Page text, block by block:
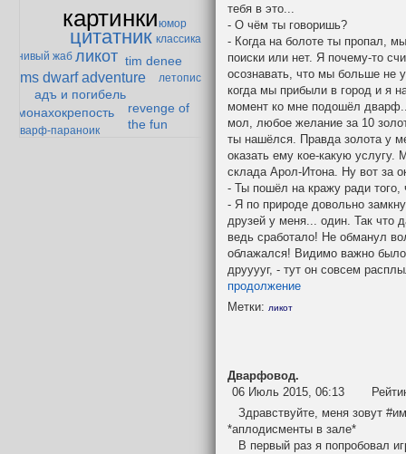
картинки
цитатник
ликот
ms dwarf adventure
tim denee
адъ и погибель
revenge of
the fun
монахокрепость
классика
дварф-параноик
юмор
летопись
ленивый жаб
тебя в это...
- О чём ты говоришь?
- Когда на болоте ты пропал,
поиски или нет. Я почему-то
осознавать, что мы больше не
когда мы прибыли в город и я
момент ко мне подошёл
мол, любое желание за 10
ты нашёлся. Правда золота у
оказать ему кое-какую услугу.
склада Арол-Итона. Ну вот за
- Ты пошёл на кражу ради того,
- Я по природе довольно
друзей у меня... один. Так что
ведь сработало! Не обманул
облажался! Видимо важно было
друуууг, - тут он совсем
продолжение
Метки: ликот
Дварфовод.
06 Июль 2015, 06:13
Здравствуйте, меня зовут
*аплодисменты в зале*
В первый раз я попробовал